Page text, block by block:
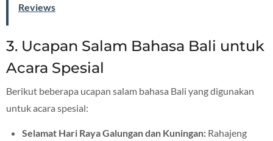
Reviews
3. Ucapan Salam Bahasa Bali untuk
Acara Spesial
Berikut beberapa ucapan salam bahasa Bali yang digunakan
untuk acara spesial:
Selamat Hari Raya Galungan dan Kuningan: Rahajeng